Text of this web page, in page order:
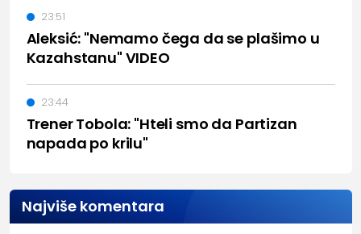
Aleksić: "Nemamo čega da se plašimo u
Kazahstanu" VIDEO
23:51
Trener Tobola: "Hteli smo da Partizan
napada po krilu"
23:44
Najviše komentara